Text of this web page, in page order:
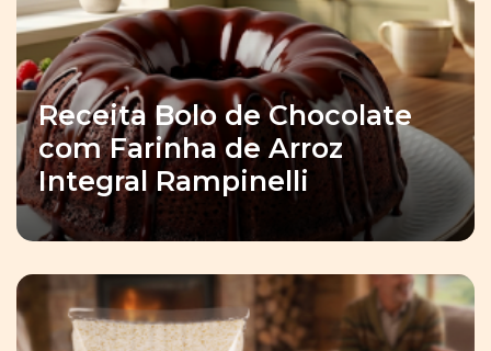
Receita Bolo de Chocolate
com Farinha de Arroz
Integral Rampinelli